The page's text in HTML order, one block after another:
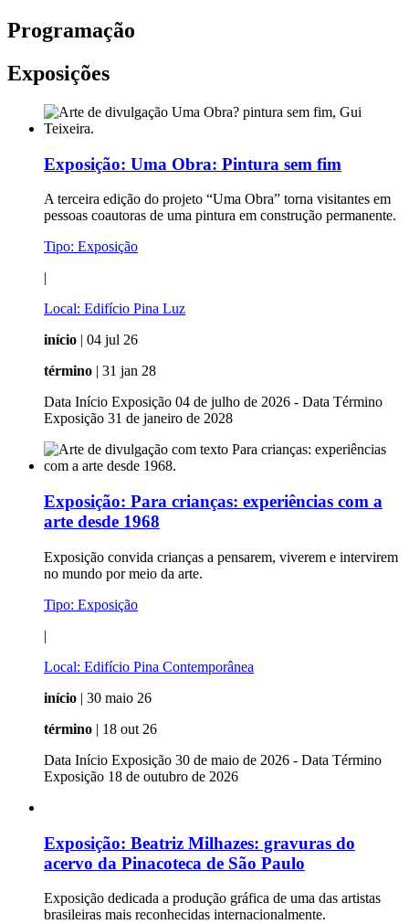
Programação
Exposições
Exposição: Uma Obra: Pintura sem fim
A terceira edição do projeto “Uma Obra” torna visitantes em
pessoas coautoras de uma pintura em construção permanente.
Tipo: Exposição
|
Local: Edifício Pina Luz
início | 04 jul 26
término | 31 jan 28
Data Início Exposição 04 de julho de 2026 - Data Término
Exposição 31 de janeiro de 2028
Exposição: Para crianças: experiências com a
arte desde 1968
Exposição convida crianças a pensarem, viverem e intervirem
no mundo por meio da arte.
Tipo: Exposição
|
Local: Edifício Pina Contemporânea
início | 30 maio 26
término | 18 out 26
Data Início Exposição 30 de maio de 2026 - Data Término
Exposição 18 de outubro de 2026
Exposição: Beatriz Milhazes: gravuras do
acervo da Pinacoteca de São Paulo
Exposição dedicada a produção gráfica de uma das artistas
brasileiras mais reconhecidas internacionalmente.